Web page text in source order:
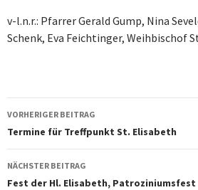
v-l.n.r.: Pfarrer Gerald Gump, Nina
Schenk, Eva Feichtinger, Weihbischof
Beitragsnavigation
VORHERIGER BEITRAG
Termine für Treffpunkt St. Elisabeth
NÄCHSTER BEITRAG
Fest der Hl. Elisabeth, Patroziniumsfest